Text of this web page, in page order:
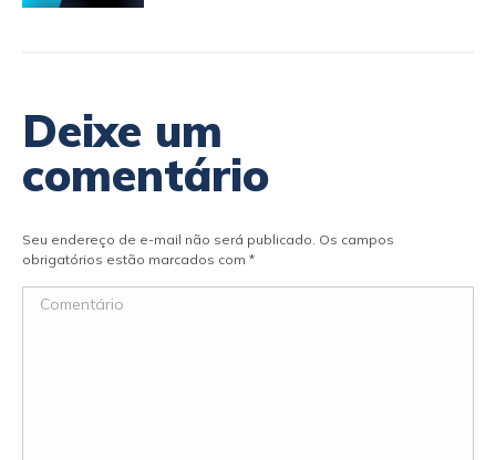
Deixe um
comentário
Seu endereço de e-mail não será publicado. Os campos
obrigatórios estão marcados com *
Comentário